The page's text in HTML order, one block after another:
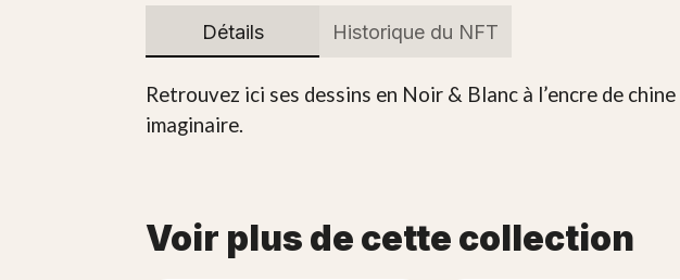
Détails Historique du NFT
Retrouvez ici ses dessins en Noir & Blanc à l’encre de
imaginaire.
Voir plus de cette collection